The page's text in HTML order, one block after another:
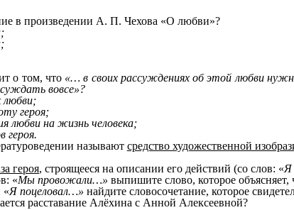
в произведении А. П. Чехова «О любви»?
о том, что «… в своих рассуждениях об этой любви
вовсе»?
любви;
героя;
любви на жизнь человека;
героя.
называют средство художественной
героя, строящееся на описании его действий (со слов: «Я
«Мы провожали…» выпишите слово, которое объясняет,
«Я поцеловал…» найдите словосочетание, которое
расставание Алёхина с Анной Алексеевной?